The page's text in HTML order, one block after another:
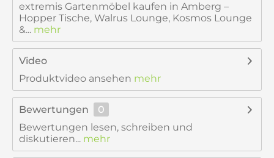
extremis Gartenmöbel kaufen in Amberg –
Hopper Tische, Walrus Lounge, Kosmos Lounge
&... mehr
Video
Produktvideo ansehen mehr
Bewertungen
0
Bewertungen lesen, schreiben und
diskutieren... mehr